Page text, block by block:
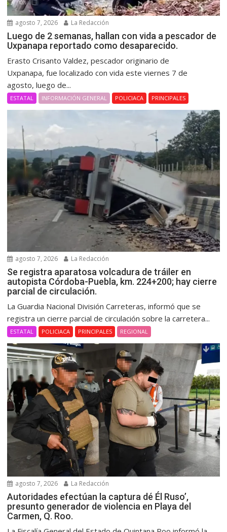
agosto 7, 2026 La Redacción
Luego de 2 semanas, hallan con vida a pescador de
Uxpanapa reportado como desaparecido.
Erasto Crisanto Valdez, pescador originario de
Uxpanapa, fue localizado con vida este viernes 7 de
agosto, luego de...
ESTATAL INFORMACIÓN GENERAL POLICIACA PRINCIPALES
agosto 7, 2026 La Redacción
Se registra aparatosa volcadura de tráiler en
autopista Córdoba-Puebla, km. 224+200; hay cierre
parcial de circulación.
La Guardia Nacional División Carreteras, informó que se
registra un cierre parcial de circulación sobre la carretera...
ESTATAL POLICIACA PRINCIPALES REGIONAL
agosto 7, 2026 La Redacción
Autoridades efectúan la captura dé Él Ruso’,
presunto generador de violencia en Playa del
Carmen, Q. Roo.